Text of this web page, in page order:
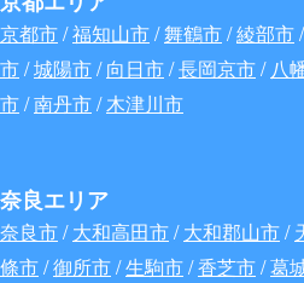
京都市/福知山市/舞鶴市/綾部市/
市/城陽市/向日市/長岡京市/ 八
市/南丹市/木津川市
奈良エリア
奈良市/大和高田市/大和郡山市/
條市/御所市/生駒市/香芝市/葛